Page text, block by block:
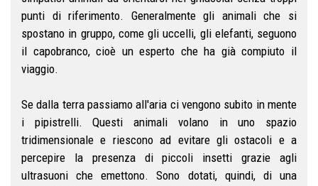
punti di riferimento. Generalmente gli animali che si
spostano in gruppo, come gli uccelli, gli elefanti, seguono
il capobranco, cioè un esperto che ha già compiuto il
viaggio.
Se dalla terra passiamo all'aria ci vengono subito in mente
i pipistrelli. Questi animali volano in uno spazio
tridimensionale e riescono ad evitare gli ostacoli e a
percepire la presenza di piccoli insetti grazie agli
ultrasuoni che emettono. Sono dotati, quindi, di una